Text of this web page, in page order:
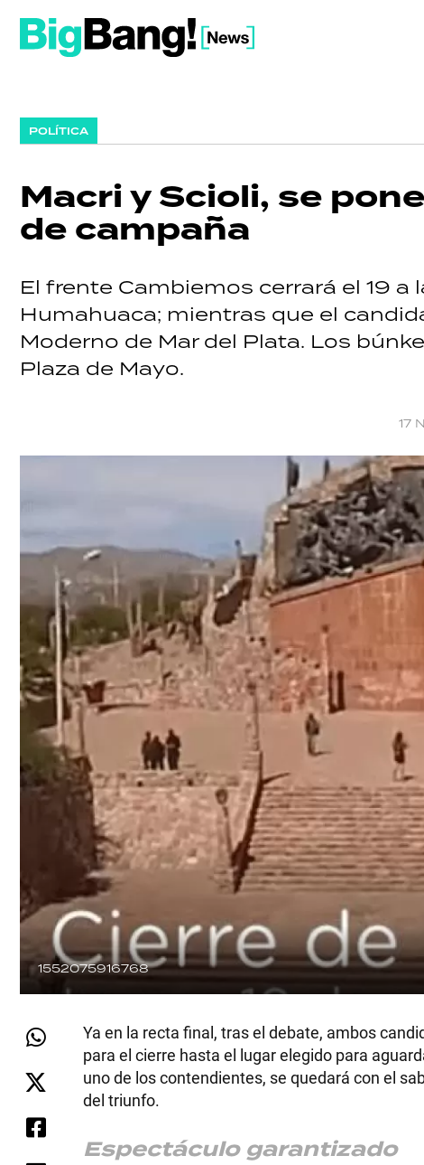
POLÍTICA
Macri y Scioli, se
de campaña
El frente Cambiemos cerrará el 19 a
Humahuaca; mientras que el
Moderno de Mar del Plata. Los
Plaza de Mayo.
17
1552075916768
Ya en la recta final, tras el debate, ambos
para el cierre hasta el lugar elegido para
uno de los contendientes, se quedará con el
del triunfo.
Espectáculo garantizado